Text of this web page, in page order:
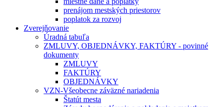
prenájom mestských priestorov
poplatok za rozvoj
Zverejňovanie
Úradná tabuľa
ZMLUVY, OBJEDNÁVKY, FAKTÚRY - povinné
dokumenty
ZMLUVY
FAKTÚRY
OBJEDNÁVKY
VZN-Všeobecne záväzné nariadenia
Štatút mesta